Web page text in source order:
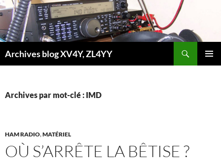
Aller
au
contenu
Archives blog XV4Y, ZL4YY
Archives par mot-clé : IMD
HAM RADIO,MATÉRIEL
OÙ S’ARRÊTE LA BÊTISE ?